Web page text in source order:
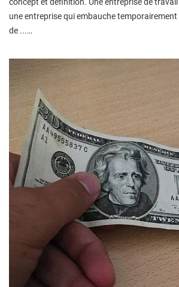
une entreprise qui embauche
de ...…